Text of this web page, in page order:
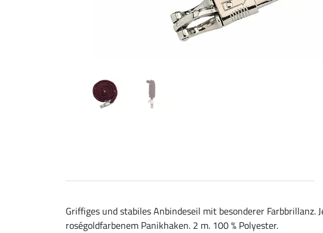
Griffiges und stabiles Anbindeseil mit besonderer
roségoldfarbenem Panikhaken. 2 m. 100 % Polyester.